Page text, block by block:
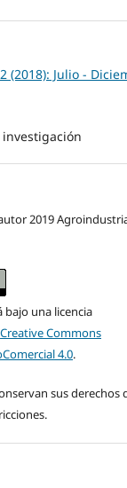
(2018): Julio -
2019
bajo una licencia
Creative Commons
4.0.
sus derechos